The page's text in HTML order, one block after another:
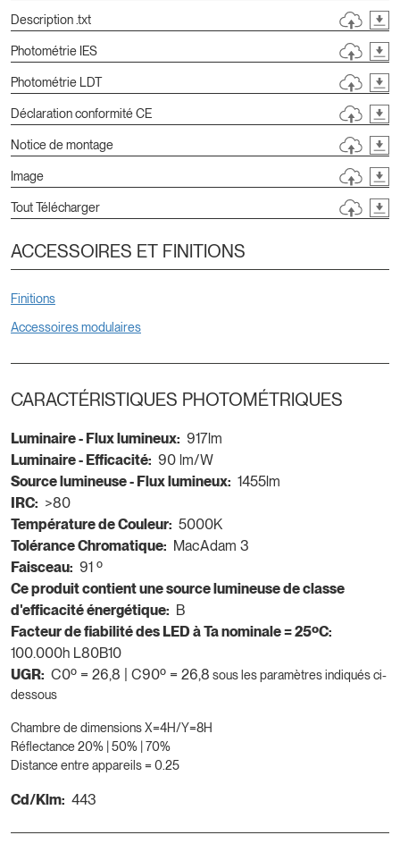
Description .txt
Photométrie IES
Photométrie LDT
Déclaration conformité CE
Notice de montage
Image
Tout Télécharger
ACCESSOIRES ET FINITIONS
Finitions
Accessoires modulaires
CARACTÉRISTIQUES PHOTOMÉTRIQUES
Luminaire - Flux lumineux: 917lm
Luminaire - Efficacité: 90 lm/W
Source lumineuse - Flux lumineux: 1455lm
IRC: >80
Température de Couleur: 5000K
Tolérance Chromatique: MacAdam 3
Faisceau: 91 º
Ce produit contient une source lumineuse de classe
d'efficacité énergétique: B
Facteur de fiabilité des LED à Ta nominale = 25ºC:
100.000h L80B10
UGR: C0º = 26,8 | C90º = 26,8 sous les paramètres indiqués ci-
dessous
Chambre de dimensions X=4H/Y=8H
Réflectance 20% | 50% | 70%
Distance entre appareils = 0.25
Cd/Klm: 443